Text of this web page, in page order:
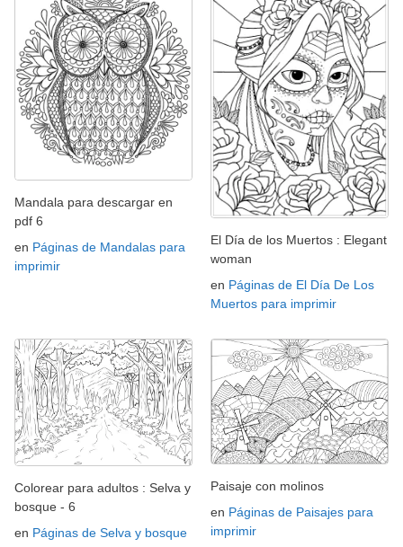
Mandala para descargar en
pdf 6
en Páginas de Mandalas para
imprimir
El Día de los Muertos : Elegant
woman
en Páginas de El Día De Los
Muertos para imprimir
Colorear para adultos : Selva y
bosque - 6
en Páginas de Selva y bosque
Paisaje con molinos
en Páginas de Paisajes para
imprimir